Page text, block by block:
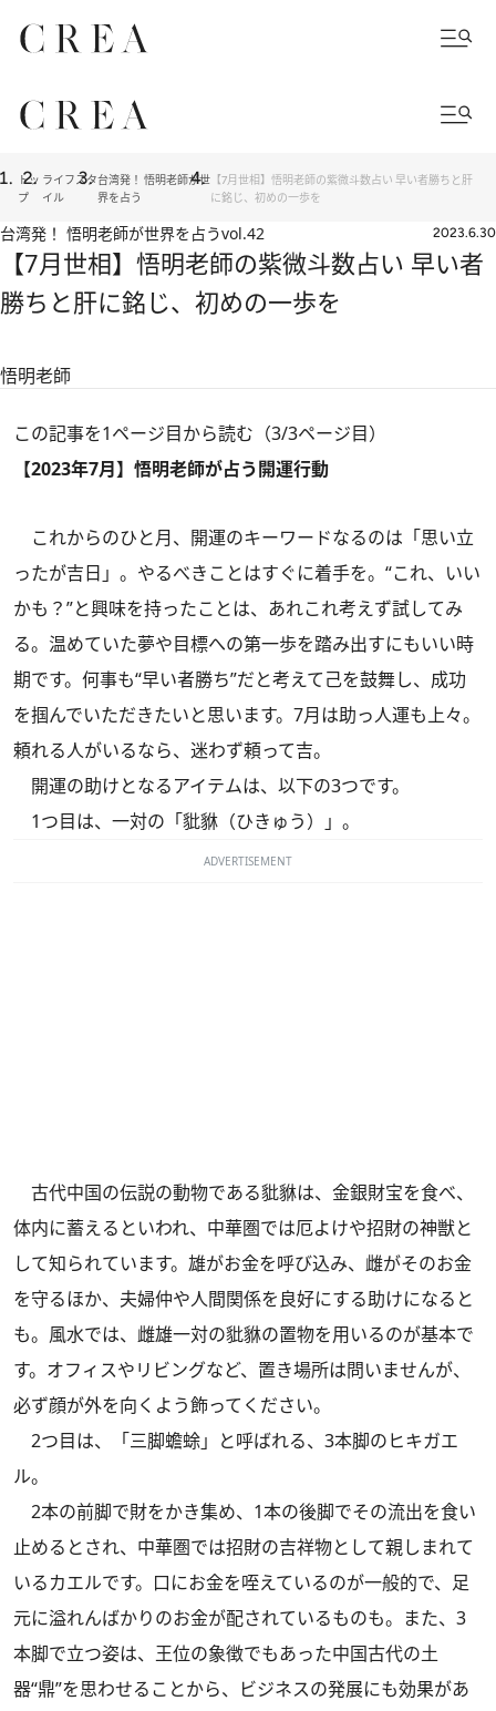
トッ
プ
ライフスタ
イル
台湾発！ 悟明老師が世
界を占う
【7月世相】悟明老師の紫微斗数占い 早い者勝ちと肝
に銘じ、初めの一歩を
台湾発！ 悟明老師が世界を占うvol.42 2023.6.30
【7月世相】悟明老師の紫微斗数占い 早い者
勝ちと肝に銘じ、初めの一歩を
悟明老師
この記事を1ページ目から読む（3/3ページ目）
【2023年7月】悟明老師が占う開運行動
これからのひと月、開運のキーワードなるのは「思い立
ったが吉日」。やるべきことはすぐに着手を。“これ、いい
かも？”と興味を持ったことは、あれこれ考えず試してみ
る。温めていた夢や目標への第一歩を踏み出すにもいい時
期です。何事も“早い者勝ち”だと考えて己を鼓舞し、成功
を掴んでいただきたいと思います。7月は助っ人運も上々。
頼れる人がいるなら、迷わず頼って吉。
開運の助けとなるアイテムは、以下の3つです。
1つ目は、一対の「豼貅（ひきゅう）」。
ADVERTISEMENT
古代中国の伝説の動物である豼貅は、金銀財宝を食べ、
体内に蓄えるといわれ、中華圏では厄よけや招財の神獣と
して知られています。雄がお金を呼び込み、雌がそのお金
を守るほか、夫婦仲や人間関係を良好にする助けになると
も。風水では、雌雄一対の豼貅の置物を用いるのが基本で
す。オフィスやリビングなど、置き場所は問いませんが、
必ず顔が外を向くよう飾ってください。
2つ目は、「三脚蟾蜍」と呼ばれる、3本脚のヒキガエ
ル。
2本の前脚で財をかき集め、1本の後脚でその流出を食い
止めるとされ、中華圏では招財の吉祥物として親しまれて
いるカエルです。口にお金を咥えているのが一般的で、足
元に溢れんばかりのお金が配されているものも。また、3
本脚で立つ姿は、王位の象徴でもあった中国古代の土
器“鼎”を思わせることから、ビジネスの発展にも効果があ